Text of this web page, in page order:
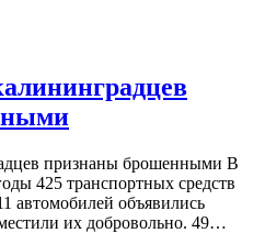
признаны брошенными В
425 транспортных средств
автомобилей объявились
их добровольно. 49…